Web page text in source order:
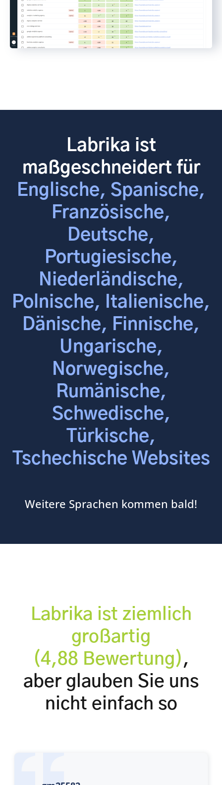
Labrika ist
maßgeschneidert für
Englische, Spanische,
Französische,
Deutsche,
Portugiesische,
Niederländische,
Polnische, Italienische,
Dänische, Finnische,
Ungarische,
Norwegische,
Rumänische,
Schwedische,
Türkische,
Tschechische Websites
Weitere Sprachen kommen bald!
Labrika ist ziemlich
großartig
(4,88 Bewertung),
aber glauben Sie uns
nicht einfach so